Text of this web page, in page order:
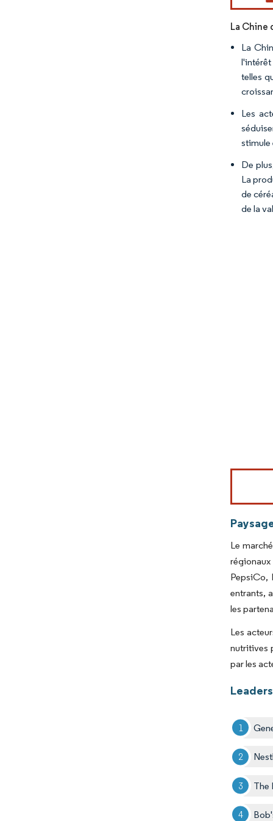
La Chine
La
telles
Les
stimule
De
La
de
de la
Image ©
Le
PepsiCo,
entrants,
les
Les
nutritives
par les
The